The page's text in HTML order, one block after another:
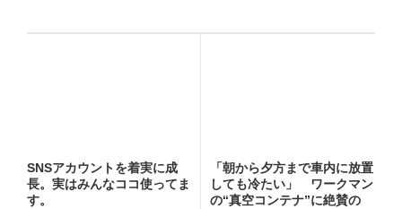
SNSアカウントを着実に成
長。実はみんなココ使ってま
す。
「朝から夕方まで車内に放置
しても冷たい」 ワークマン
の“真空コンテナ”に絶賛の